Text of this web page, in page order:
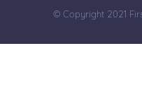
© Copyright 2021